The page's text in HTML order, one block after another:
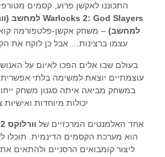
התכוננו לאקשן פרוע, קסמים
למחשב) – משחק אקשן-פלטפורמה
עצמו ברצינות… אבל כן לוקח את
בעולם שבו אלים הפכו לאיום על
עוצמתיים יוצאת למשימה בלתי
במשחק מביאה איתה סגנון משחק
יכולות מיוחדות ואישיות
אחד האלמנטים המרכזיים של וורלוקס 2: קוטלי האלים למחשב
הוא מערכת הקסמים הדינמית. תוכלו
ליצור קומבואים הרסניים ולהתאים